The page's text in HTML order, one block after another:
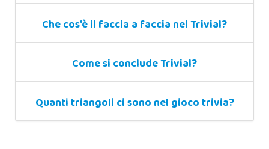
Che cos'è il faccia a faccia nel Trivial?
Come si conclude Trivial?
Quanti triangoli ci sono nel gioco trivia?